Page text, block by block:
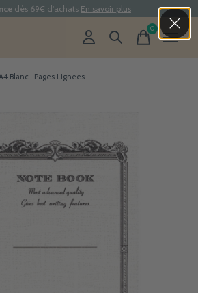
dès 69€ d'achats En savoir plus
0items
Blanc . Pages Lignees